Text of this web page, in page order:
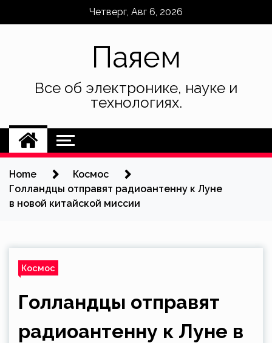
Четверг, Авг 6, 2026
Паяем
Все об электронике, науке и
технологиях.
Home
Космос
Голландцы отправят радиоантенну к Луне
в новой китайской миссии
Космос
Голландцы отправят
радиоантенну к Луне в